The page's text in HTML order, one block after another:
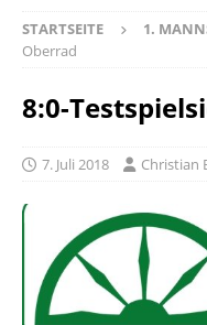
STARTSEITE 1.
Oberrad
8:0-
7. Juli 2018 Christian